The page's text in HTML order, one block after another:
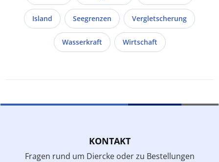
Island Seegrenzen Vergletscherung
Wasserkraft Wirtschaft
KONTAKT
Fragen rund um Diercke oder zu Bestellungen